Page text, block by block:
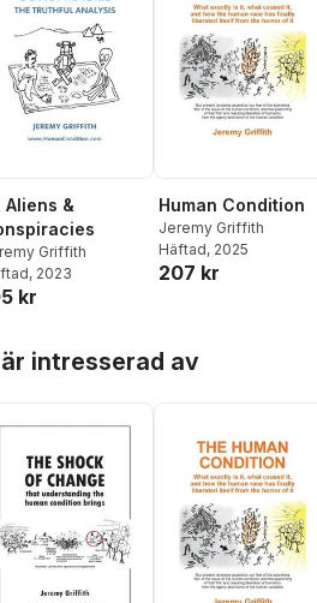
röster:
Aliens &
Griffith
, 2023
kr
Human Condition
Jeremy Griffith
Häftad, 2025
207 kr
intresserad av